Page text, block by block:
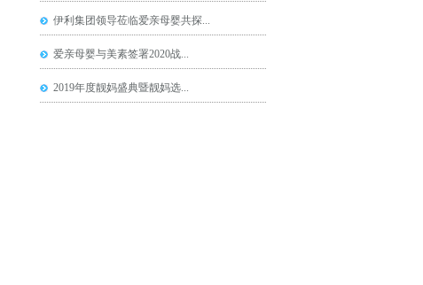
伊利集团领导莅临爱亲母婴共探...
爱亲母婴与美素签署2020战...
2019年度靓妈盛典暨靓妈选...